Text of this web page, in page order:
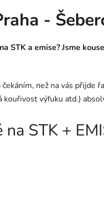
-
STK a emise? Jsme
než na vás
kouřivost výfuku atd.)
STK +